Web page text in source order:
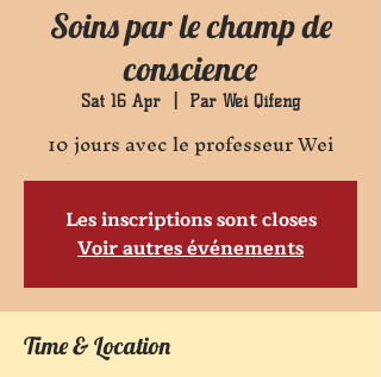
Soins par le champ de
conscience
Sat 16 Apr Par Wei Qifeng
10 jours avec le professeur Wei
Les inscriptions sont closes
Voir autres événements
Time & Location